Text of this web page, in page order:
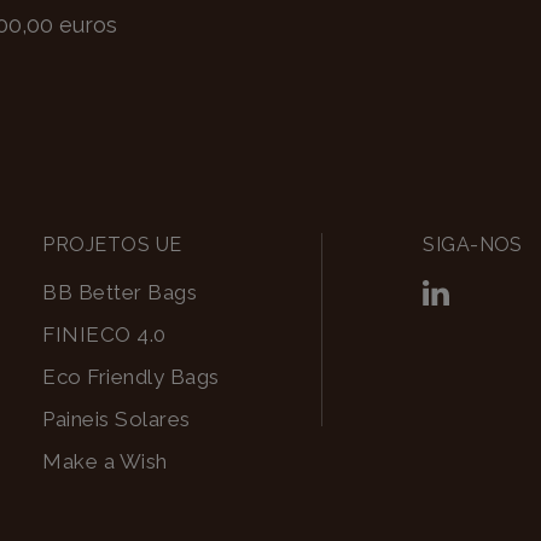
euros
PROJETOS UE
BB Better Bags
FINIECO 4.0
Eco Friendly Bags
Paineis Solares
Make a Wish
SIGA-NOS